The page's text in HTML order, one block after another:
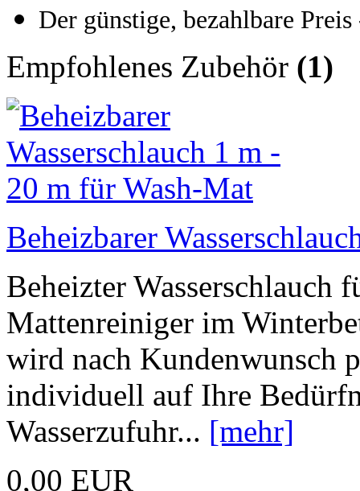
Der günstige, bezahlbare
Empfohlenes Zubehör (1)
Beheizbarer
Beheizter Wasserschlauch
Mattenreiniger im
wird nach Kundenwunsch
individuell auf Ihre
Wasserzufuhr... [mehr]
0,00 EUR